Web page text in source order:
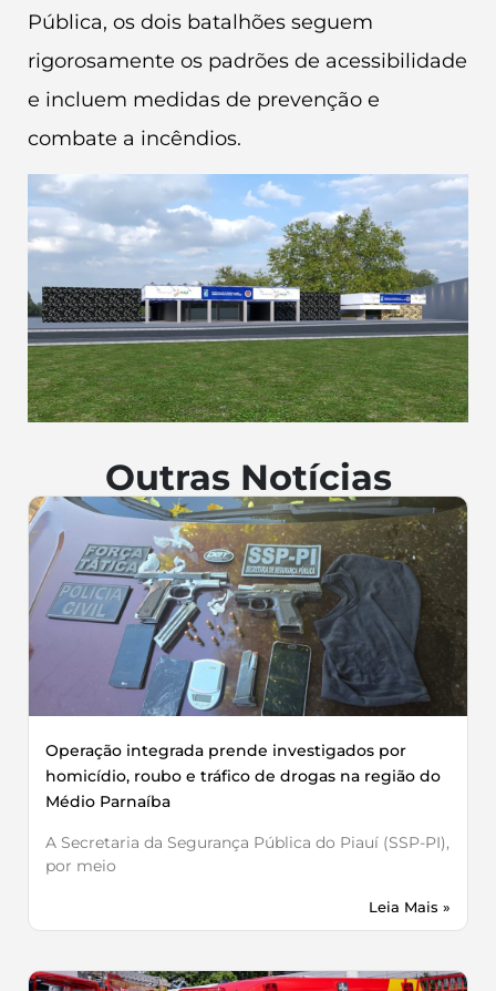
Pública, os dois batalhões seguem
rigorosamente os padrões de acessibilidade
e incluem medidas de prevenção e
combate a incêndios.
Outras Notícias
Operação integrada prende investigados por
homicídio, roubo e tráfico de drogas na região do
Médio Parnaíba
A Secretaria da Segurança Pública do Piauí (SSP-PI),
por meio
Leia Mais »